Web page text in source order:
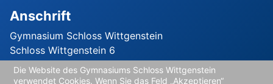
Anschrift
Gymnasium Schloss Wittgenstein
Schloss Wittgenstein 6
57334 Bad Laasphe
Die Website des Gymnasiums Schloss Wittgenstein
verwendet Cookies. Wenn Sie das Feld „Akzeptieren“